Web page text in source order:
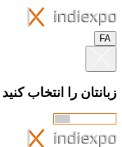
FA
زبانتان را انتخاب کنید